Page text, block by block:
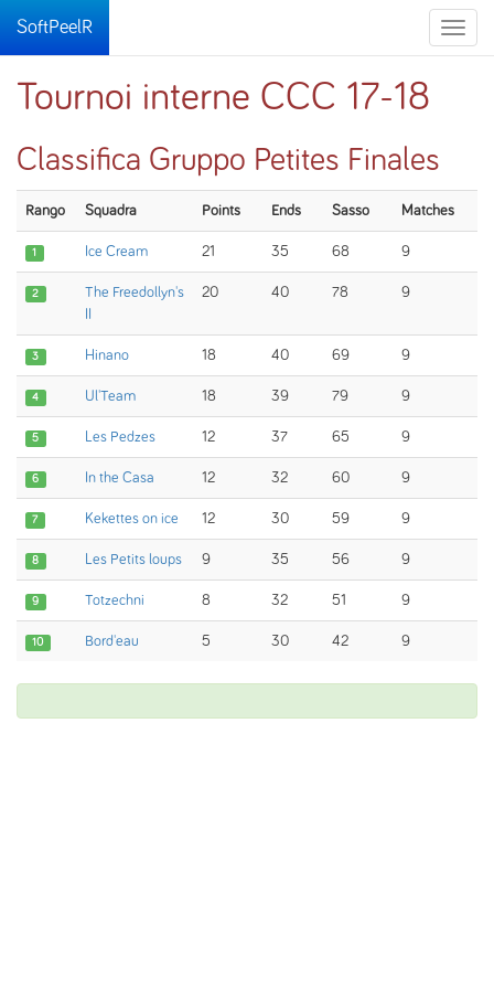
Toggle
SoftPeelR
Tournoi interne CCC 17-18
Classifica Gruppo Petites Finales
Rango Squadra Points Ends Sasso Matches
1 Ice Cream 21 35 68 9
2
The Freedollyn's
II
20 40 78 9
3 Hinano 18 40 69 9
4 Ul'Team 18 39 79 9
5 Les Pedzes 12 37 65 9
6 In the Casa 12 32 60 9
7 Kekettes on ice 12 30 59 9
8 Les Petits loups 9 35 56 9
9 Totzechni 8 32 51 9
10 Bord'eau 5 30 42 9